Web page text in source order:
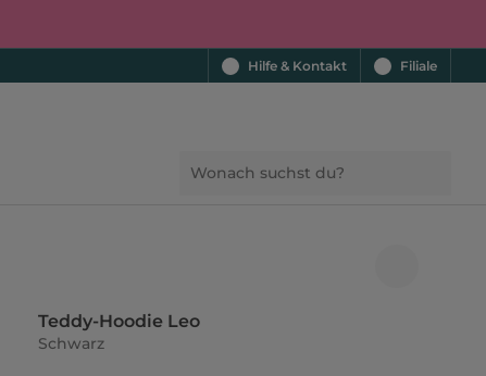
Hilfe & Kontakt Filiale
Teddy-Hoodie Leo
Schwarz